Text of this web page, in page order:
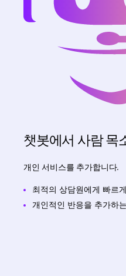
챗봇에서 사람 목
개인 서비스를 추가합니다.
최적의 상담원에게 빠르
개인적인 반응을 추가하